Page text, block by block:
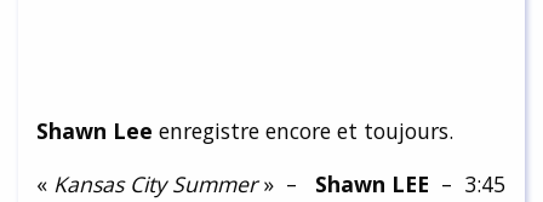
Shawn Lee enregistre encore et toujours.
« Kansas City Summer» – Shawn LEE – 3:45